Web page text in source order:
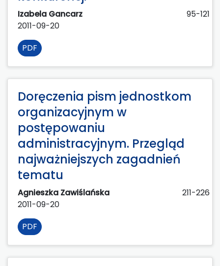
Izabela Gancarz
95-121
2011-09-20
PDF
Doręczenia pism jednostkom
organizacyjnym w
postępowaniu
administracyjnym. Przegląd
najważniejszych zagadnień
tematu
Agnieszka Zawiślańska
211-226
2011-09-20
PDF